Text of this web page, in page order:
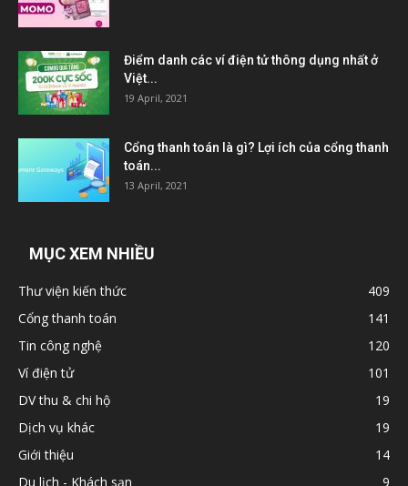
Điểm danh các ví điện tử thông dụng nhất ở
Việt...
19 April, 2021
Cổng thanh toán là gì? Lợi ích của cổng thanh
toán...
13 April, 2021
MỤC XEM NHIỀU
Thư viện kiến thức
409
Cổng thanh toán
141
Tin công nghệ
120
Ví điện tử
101
DV thu & chi hộ
19
Dịch vụ khác
19
Giới thiệu
14
Du lịch - Khách sạn
9